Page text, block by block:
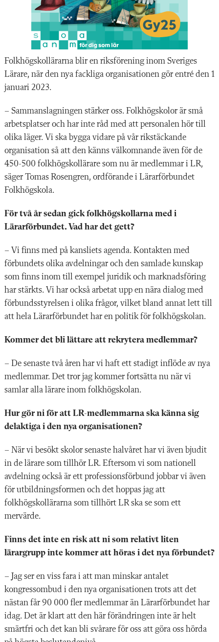
Folkhögskollärarna blir en riksförening inom Sveriges
Lärare, när den nya fackliga organisationen gör entré den 1
januari 2023.
– Sammanslagningen stärker oss. Folkhögskolor är små
arbetsplatser och har inte råd med att personalen hör till
olika läger. Vi ska bygga vidare på vår rikstäckande
organisation så att den känns välkomnande även för de
450-500 folkhögskollärare som nu är medlemmar i LR,
säger Tomas Rosengren, ordförande i Lärarförbundet
Folkhögskola.
För två år sedan gick folkhögskollarna med i
Lärarförbundet. Vad har det gett?
– Vi finns med på kansliets agenda. Kontakten med
förbundets olika avdelningar och den samlade kunskap
som finns inom till exempel juridik och marknadsföring
har stärkts. Vi har också arbetat upp en nära dialog med
förbundsstyrelsen i olika frågor, vilket bland annat lett till
att hela Lärarförbundet har en politik för folkhögskolan.
Kommer det bli lättare att rekrytera medlemmar?
– De senaste två åren har vi haft ett stadigt inflöde av nya
medlemmar. Det tror jag kommer fortsätta nu när vi
samlar alla lärare inom folkhögskolan.
Hur gör ni för att LR-medlemmarna ska känna sig
delaktiga i den nya organisationen?
– När vi besökt skolor senaste halvåret har vi även bjudit
in de lärare som tillhör LR. Eftersom vi som nationell
avdelning också är ett professionsförbund jobbar vi även
för utbildningsformen och det hoppas jag att
folkhögskollärarna som tillhört LR ska se som ett
mervärde.
Finns det inte en risk att ni som relativt liten
lärargrupp inte kommer att höras i det nya förbundet?
– Jag ser en viss fara i att man minskar antalet
kongressombud i den nya organisationen trots att det
nästan får 90 000 fler medlemmar än Lärarförbundet har
idag. Det är klart att den här förändringen inte är helt
smärtfri och det kan bli svårare för oss att göra oss hörda